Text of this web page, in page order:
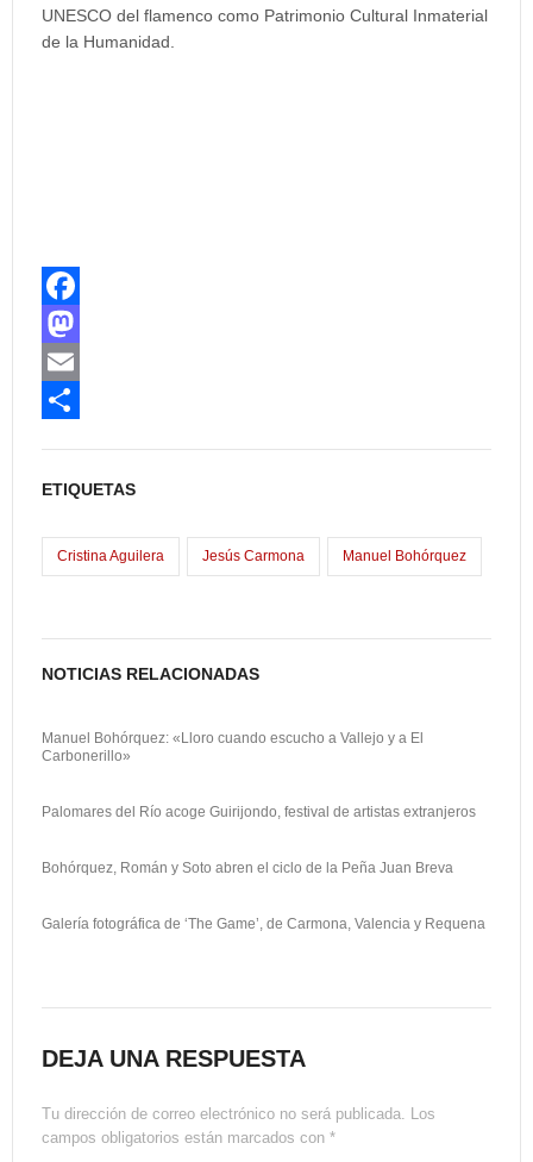
UNESCO del flamenco como Patrimonio Cultural Inmaterial
de la Humanidad.
F
a
c
M
aE
t
r
ETIQUETAS
Cristina Aguilera Jesús Carmona Manuel Bohórquez
NOTICIAS RELACIONADAS
Manuel Bohórquez: «Lloro cuando escucho a Vallejo y a El
Carbonerillo»
Palomares del Río acoge Guirijondo, festival de artistas extranjeros
Bohórquez, Román y Soto abren el ciclo de la Peña Juan Breva
Galería fotográfica de ‘The Game’, de Carmona, Valencia y Requena
DEJA UNA RESPUESTA
Tu dirección de correo electrónico no será publicada. Los
campos obligatorios están marcados con *